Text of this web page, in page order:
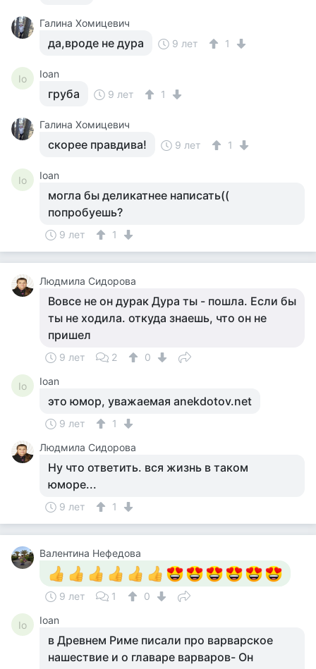
Галина Хомицевич
да,вроде не дура 9 лет 1
Io Ioan
груба 9 лет 1
Галина Хомицевич
скорее правдива! 9 лет 1
Io Ioan
могла бы деликатнее написать((
попробуешь?
9 лет 1
Людмила Сидорова
Вовсе не он дурак Дура ты - пошла. Если бы
ты не ходила. откуда знаешь, что он не
пришел
9 лет 2 0
Io Ioan
это юмор, уважаемая anekdotov.net
9 лет
1
Людмила Сидорова
Ну что ответить. вся жизнь в таком
юморе...
9 лет 1
Валентина Нефедова
9 лет 1 0
Io Ioan
в Древнем Риме писали про варварское
нашествие и о главаре варваров- Он